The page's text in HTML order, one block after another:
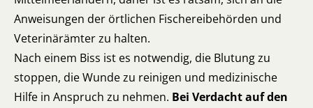
Anweisungen der örtlichen Fischereibehörden und
Veterinärämter zu halten.
Nach einem Biss ist es notwendig, die Blutung zu
stoppen, die Wunde zu reinigen und medizinische
Hilfe in Anspruch zu nehmen. Bei Verdacht auf den